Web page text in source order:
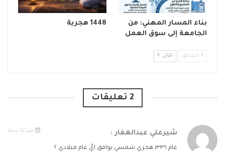
بناء المسار المهني: من
الجامعة إلى سوق العمل
1448 هجرية
السابق التالي
2 تعليقات
شيرعلي عبدالغفار : منذ 12 سنة
عام ١٣٣٦ هجري شمسي يوافق ايَّ عام ميلادي ؟